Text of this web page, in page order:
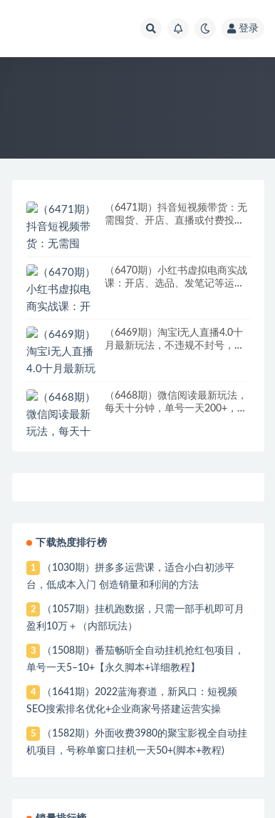
登录
（6471期）抖音短视频带货：无
需囤货、开店、直播或付费投
（6470期）小红书虚拟电商实战
课：开店、选品、发笔记等运营
（6469期）淘宝i无人直播4.0十
月最新玩法，不违规不封号，完
（6468期）微信阅读最新玩法，
每天十分钟，单号一天200+，简
下载热度排行榜
1
（1030期）拼多多运营课，适合小白初涉平
台，低成本入门 创造销量和利润的方法
2
（1057期）挂机跑数据，只需一部手机即可月
盈利10万＋（内部玩法）
3
（1508期）番茄畅听全自动挂机抢红包项目，
单号一天5–10+【永久脚本+详细教程】
4
（1641期）2022蓝海赛道，新风口：短视频
SEO搜索排名优化+企业商家号搭建运营实操
5
（1582期）外面收费3980的聚宝影视全自动挂
机项目，号称单窗口挂机一天50+(脚本+教程)